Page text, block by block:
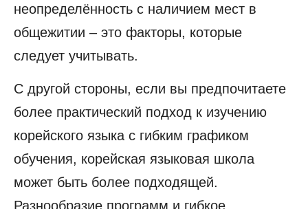
неопределённость с наличием мест в
общежитии – это факторы, которые
следует учитывать.
С другой стороны, если вы предпочитаете
более практический подход к изучению
корейского языка с гибким графиком
обучения, корейская языковая школа
может быть более подходящей.
Разнообразие программ и гибкое